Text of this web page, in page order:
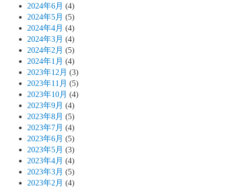
2024年6月 (4)
2024年5月 (5)
2024年4月 (4)
2024年3月 (4)
2024年2月 (5)
2024年1月 (4)
2023年12月 (3)
2023年11月 (5)
2023年10月 (4)
2023年9月 (4)
2023年8月 (5)
2023年7月 (4)
2023年6月 (5)
2023年5月 (3)
2023年4月 (4)
2023年3月 (5)
2023年2月 (4)